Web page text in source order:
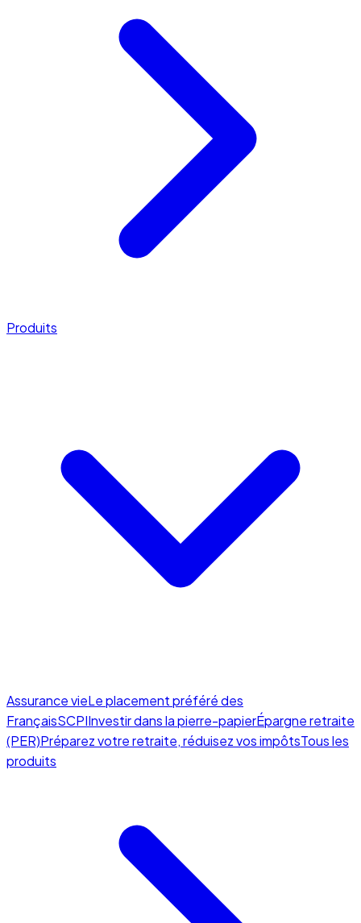
Produits
Assurance vieLe placement préféré des
FrançaisSCPIInvestir dans la pierre-papierÉpargne retraite
(PER)Préparez votre retraite, réduisez vos impôtsTous les
produits